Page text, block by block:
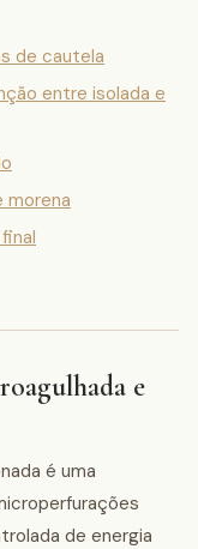
de cautela
entre isolada e
morena
e
é uma
de energia